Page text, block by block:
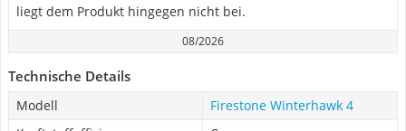
liegt dem Produkt hingegen nicht bei.
08/2026
Technische Details
Modell
Firestone Winterhawk 4